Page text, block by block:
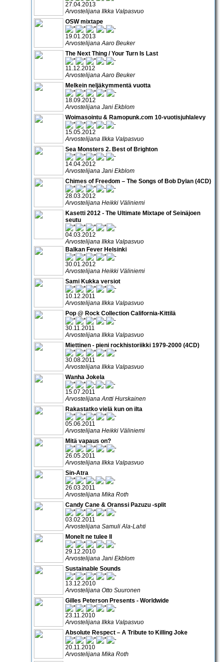
27.04.2013
Arvostelijana Ilkka Valpasvuo
OSW mixtape
19.01.2013
Arvostelijana Aaro Beuker
The Next Thing / Your Turn Is Last
11.12.2012
Arvostelijana Aaro Beuker
Melkein neljäkymmentä vuotta
18.09.2012
Arvostelijana Jani Ekblom
Woimasointu & Ramopunk.com 10-vuotisjuhlalevy
15.05.2012
Arvostelijana Ilkka Valpasvuo
Sea Monsters 2. Best of Brighton
14.04.2012
Arvostelijana Jani Ekblom
Chimes of Freedom – The Songs of Bob Dylan (4CD)
28.03.2012
Arvostelijana Heikki Väliniemi
Kasetti 2012 - The Ultimate Mixtape of Seinäjoen
seutu
04.03.2012
Arvostelijana Ilkka Valpasvuo
Balkan Fever Helsinki
30.01.2012
Arvostelijana Heikki Väliniemi
Sami Kukka versiot
10.12.2011
Arvostelijana Ilkka Valpasvuo
Pop @ Rock Collection California-Kittilä
30.11.2011
Arvostelijana Ilkka Valpasvuo
Miettinen - pieni rockhistoriikki 1979-2000 (4CD)
30.08.2011
Arvostelijana Ilkka Valpasvuo
Wanha Jokela
15.07.2011
Arvostelijana Antti Hurskainen
Rakastatko vielä kun on ilta
05.06.2011
Arvostelijana Heikki Väliniemi
Mitä vapaus on?
26.05.2011
Arvostelijana Ilkka Valpasvuo
Sin-Atra
26.03.2011
Arvostelijana Mika Roth
Candy Cane & Oranssi Pazuzu -split
03.02.2011
Arvostelijana Samuli Ala-Lahti
Monelt ne tulee II
29.12.2010
Arvostelijana Jani Ekblom
Sustainable Sounds
13.12.2010
Arvostelijana Otto Suuronen
Gilles Peterson Presents - Worldwide
23.11.2010
Arvostelijana Ilkka Valpasvuo
Absolute Respect – A Tribute to Killing Joke
20.11.2010
Arvostelijana Mika Roth